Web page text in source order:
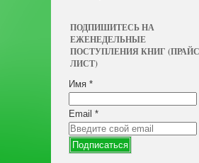
ПОДПИШИТЕСЬ НА
ЕЖЕНЕДЕЛЬНЫЕ
ПОСТУПЛЕНИЯ КНИГ
ЛИСТ)
Имя *
Email *